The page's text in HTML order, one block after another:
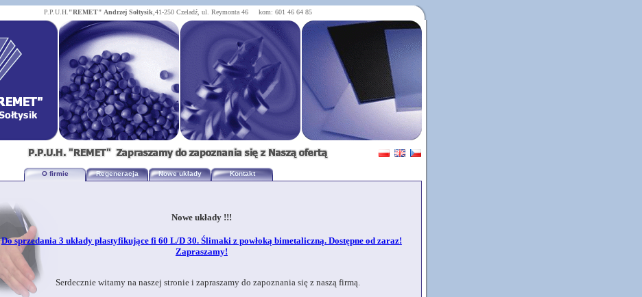
P.P.U.H. "REMET" Andrzej Sołtysik ,41-250 Czeladź, ul. Reymonta 46 kom: 601 46 64 85
O firmie Regeneracja Nowe układy Kontakt
Nowe układy !!!
Do sprzedania 3 układy plastyfikujące fi 60 L/D 30. Ślimaki z powłoką bimetaliczną. Dostępne od zaraz!
Zapraszamy!
Serdecznie witamy na naszej stronie i zapraszamy do zapoznania się z naszą firmą.